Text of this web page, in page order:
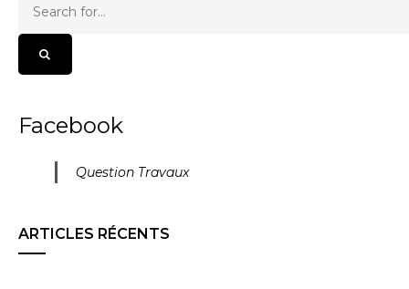
Facebook
Question Travaux
ARTICLES RÉCENTS